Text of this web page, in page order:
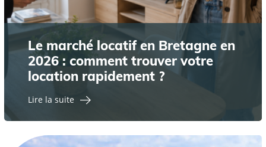
Le marché locatif en Bretagne en
2026 : comment trouver votre
location rapidement ?
Lire la suite